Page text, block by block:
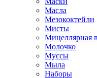
Масла
Мезококтейли
Мисты
Мицеллярная
Молочко
Муссы
Мыла
Наборы